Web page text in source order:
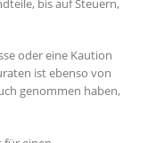
bis auf Steuern,
oder eine Kaution
ist ebenso von
genommen haben,